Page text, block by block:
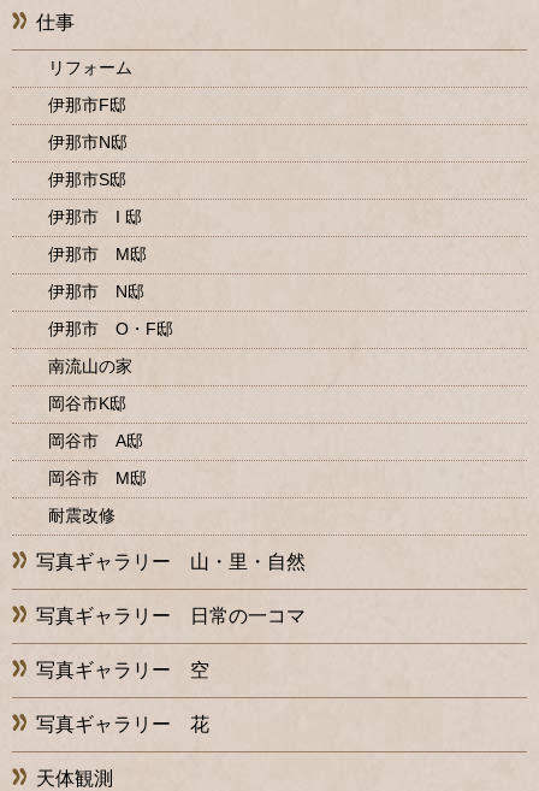
仕事
リフォーム
伊那市F邸
伊那市N邸
伊那市S邸
伊那市 I 邸
伊那市 M邸
伊那市 N邸
伊那市 O・F邸
南流山の家
岡谷市K邸
岡谷市 A邸
岡谷市 M邸
耐震改修
写真ギャラリー 山・里・自然
写真ギャラリー 日常の一コマ
写真ギャラリー 空
写真ギャラリー 花
天体観測